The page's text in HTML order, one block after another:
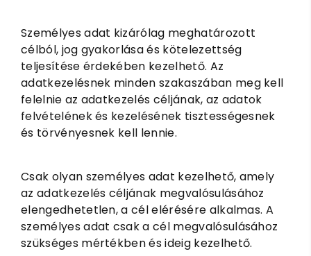
Személyes adat kizárólag meghatározott
célból, jog gyakorlása és kötelezettség
teljesítése érdekében kezelhető. Az
adatkezelésnek minden szakaszában meg kell
felelnie az adatkezelés céljának, az adatok
felvételének és kezelésének tisztességesnek
és törvényesnek kell lennie.
Csak olyan személyes adat kezelhető, amely
az adatkezelés céljának megvalósulásához
elengedhetetlen, a cél elérésére alkalmas. A
személyes adat csak a cél megvalósulásához
szükséges mértékben és ideig kezelhető.